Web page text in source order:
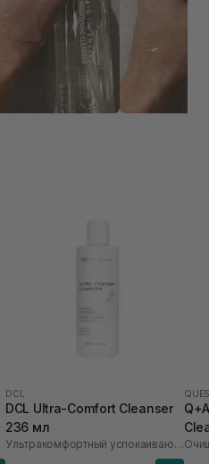
досить хороший.
DCL
DCL Ultra-Comfort Cleanser
236 мл
Ультракомфортный успокаивающий очиститель для реактивной кожи